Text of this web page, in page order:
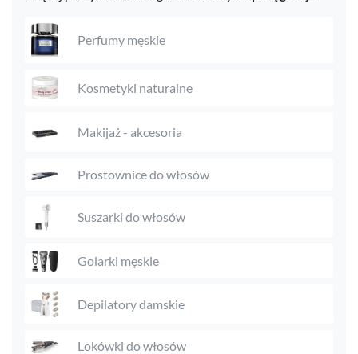
Perfumy męskie
Kosmetyki naturalne
Makijaż - akcesoria
Prostownice do włosów
Suszarki do włosów
Golarki męskie
Depilatory damskie
Lokówki do włosów